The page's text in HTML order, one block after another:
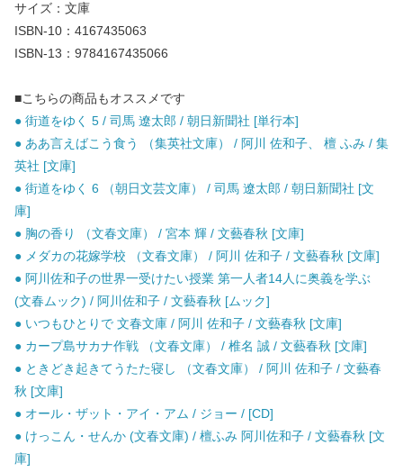
サイズ：文庫
ISBN-10：4167435063
ISBN-13：9784167435066
■こちらの商品もオススメです
● 街道をゆく 5 / 司馬 遼太郎 / 朝日新聞社 [単行本]
● ああ言えばこう食う （集英社文庫） / 阿川 佐和子、 檀 ふみ / 集
英社 [文庫]
● 街道をゆく 6 （朝日文芸文庫） / 司馬 遼太郎 / 朝日新聞社 [文
庫]
● 胸の香り （文春文庫） / 宮本 輝 / 文藝春秋 [文庫]
● メダカの花嫁学校 （文春文庫） / 阿川 佐和子 / 文藝春秋 [文庫]
● 阿川佐和子の世界一受けたい授業 第一人者14人に奥義を学ぶ
(文春ムック) / 阿川佐和子 / 文藝春秋 [ムック]
● いつもひとりで 文春文庫 / 阿川 佐和子 / 文藝春秋 [文庫]
● カープ島サカナ作戦 （文春文庫） / 椎名 誠 / 文藝春秋 [文庫]
● ときどき起きてうたた寝し （文春文庫） / 阿川 佐和子 / 文藝春
秋 [文庫]
● オール・ザット・アイ・アム / ジョー / [CD]
● けっこん・せんか (文春文庫) / 檀ふみ 阿川佐和子 / 文藝春秋 [文
庫]